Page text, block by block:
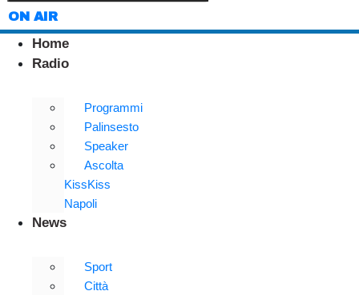
ON AIR
Home
Radio
Programmi
Palinsesto
Speaker
Ascolta
KissKiss
Napoli
News
Sport
Città